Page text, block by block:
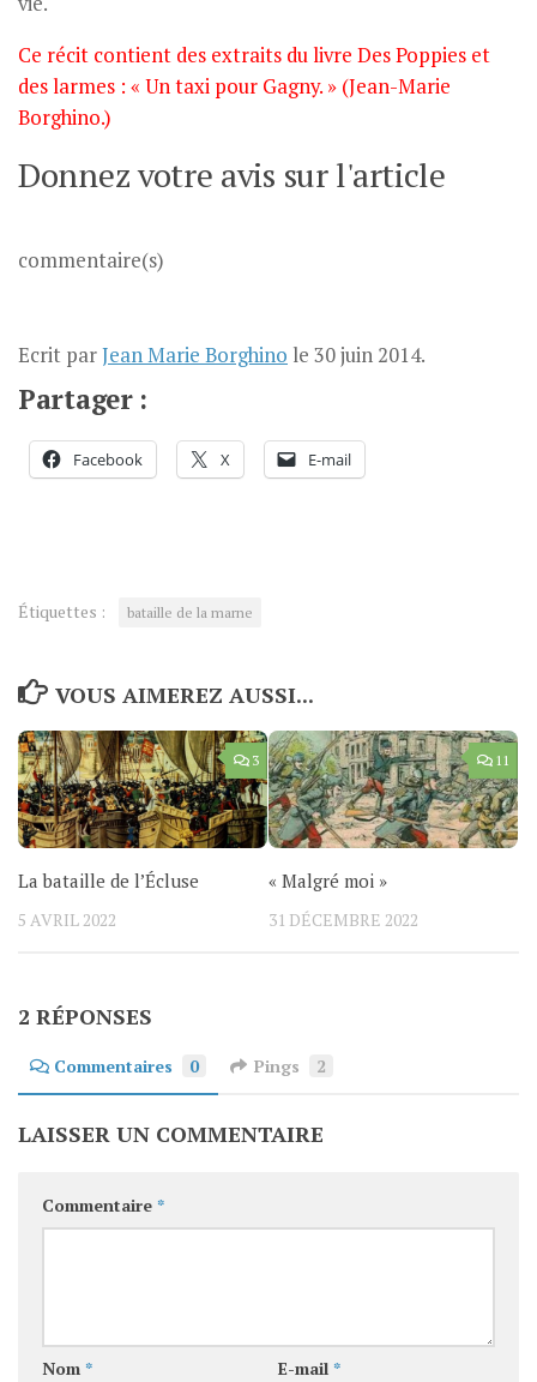
Ce récit contient des extraits du livre Des Poppies et
des larmes : « Un taxi pour Gagny. » (Jean-Marie
Borghino.)
Donnez votre avis sur l'article
commentaire(s)
Ecrit parJean Marie Borghino le 30 juin 2014.
Partager :
Facebook X E-mail
Étiquettes : bataille de la marne
VOUS AIMEREZ AUSSI...
3
La bataille de l’Écluse
5 AVRIL 2022
11
« Malgré moi »
31 DÉCEMBRE 2022
2 RÉPONSES
Commentaires 0 Pings 2
LAISSER UN COMMENTAIRE
Commentaire *
Nom * E-mail *